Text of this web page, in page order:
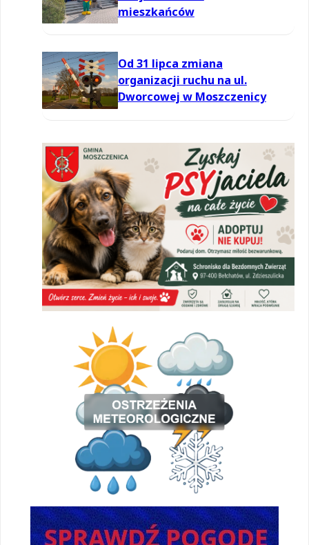
mieszkańców
Od 31 lipca zmiana
organizacji ruchu na ul.
Dworcowej w Moszczenicy